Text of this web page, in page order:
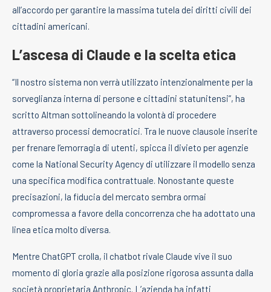
all’accordo per garantire la massima tutela dei diritti civili dei
cittadini americani.
L’ascesa di Claude e la scelta etica
“Il nostro sistema non verrà utilizzato intenzionalmente per la
sorveglianza interna di persone e cittadini statunitensi”, ha
scritto Altman sottolineando la volontà di procedere
attraverso processi democratici. Tra le nuove clausole inserite
per frenare l’emorragia di utenti, spicca il divieto per agenzie
come la National Security Agency di utilizzare il modello senza
una specifica modifica contrattuale. Nonostante queste
precisazioni, la fiducia del mercato sembra ormai
compromessa a favore della concorrenza che ha adottato una
linea etica molto diversa.
Mentre ChatGPT crolla, il chatbot rivale Claude vive il suo
momento di gloria grazie alla posizione rigorosa assunta dalla
società proprietaria Anthropic. L’azienda ha infatti